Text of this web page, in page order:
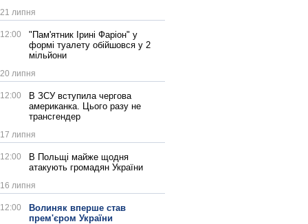
21 липня
12:00
"Пам'ятник Ірині Фаріон" у
формі туалету обійшовся у 2
мільйони
20 липня
12:00
В ЗСУ вступила чергова
американка. Цього разу не
трансгендер
17 липня
12:00
В Польщі майже щодня
атакують громадян України
16 липня
12:00
Волиняк вперше став
прем'єром України